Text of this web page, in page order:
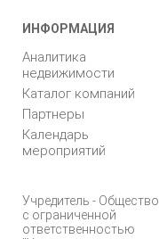
ИНФОРМАЦИЯ
Аналитика
недвижимости
Каталог компаний
Партнеры
Календарь
мероприятий
Учредитель - Общество
с ограниченной
ответственностью